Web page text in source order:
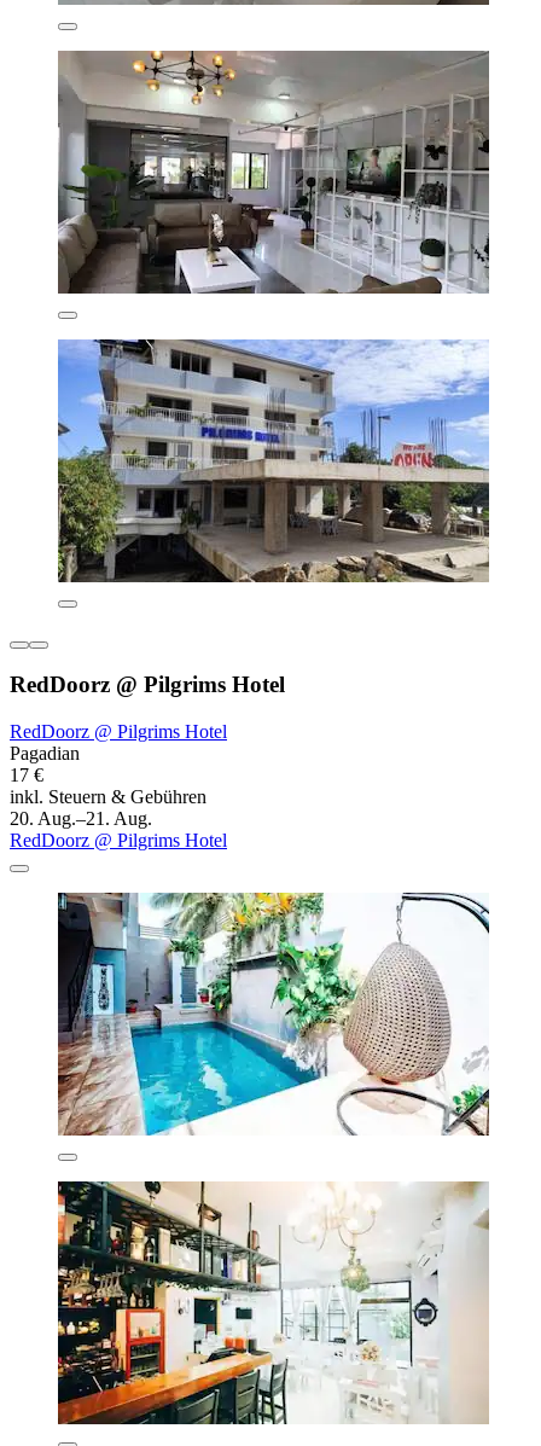
RedDoorz @ Pilgrims Hotel
RedDoorz @ Pilgrims Hotel
Pagadian
17 €
inkl. Steuern & Gebühren
20. Aug.–21. Aug.
RedDoorz @ Pilgrims Hotel